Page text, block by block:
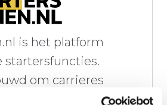
is het platform
startersfuncties.
om carrieres